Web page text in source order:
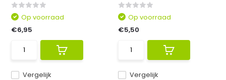
Vergelijk
Op voorraad
€6,95
Vergelijk
Op voorraad
€5,50